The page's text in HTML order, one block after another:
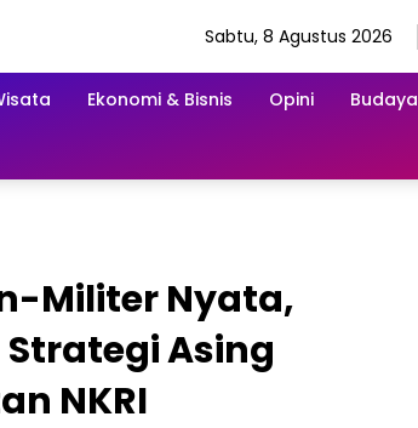
Sabtu, 8 Agustus 2026
Ekonomi & Bisnis Opini Budaya
Militer Nyata,
Asing
NKRI